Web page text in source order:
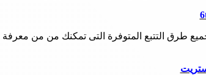
طرق التتبع المتوفرة التى تمكنك من من